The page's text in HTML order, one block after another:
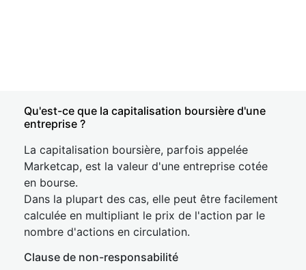
Qu'est-ce que la capitalisation boursière d'une
entreprise ?
La capitalisation boursière, parfois appelée
Marketcap, est la valeur d'une entreprise cotée
en bourse.
Dans la plupart des cas, elle peut être facilement
calculée en multipliant le prix de l'action par le
nombre d'actions en circulation.
Clause de non-responsabilité